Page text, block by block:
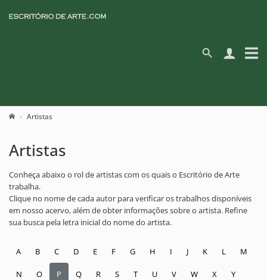
Artistas
Artistas
Conheça abaixo o rol de artistas com os quais o Escritório de Arte
trabalha.
Clique no nome de cada autor para verificar os trabalhos disponíveis
em nosso acervo, além de obter informações sobre o artista. Refine
sua busca pela letra inicial do nome do artista.
A B C D E F G H I J K L M
N O P Q R S T U V W X Y